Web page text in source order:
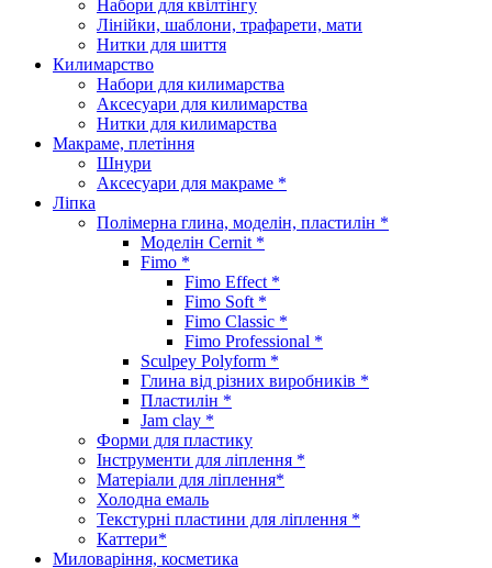
Набори для квілтінгу
Лінійки, шаблони, трафарети, мати
Нитки для шиття
Килимарство
Набори для килимарства
Аксесуари для килимарства
Нитки для килимарства
Макраме, плетіння
Шнури
Аксесуари для макраме *
Ліпка
Полімерна глина, моделін, пластилін *
Моделін Cernit *
Fimo *
Fimo Effect *
Fimo Soft *
Fimo Classic *
Fimo Professional *
Sculpey Polyform *
Глина від різних виробників *
Пластилін *
Jam clay *
Форми для пластику
Інструменти для ліплення *
Матеріали для ліплення*
Холодна емаль
Текстурні пластини для ліплення *
Каттери*
Миловаріння, косметика